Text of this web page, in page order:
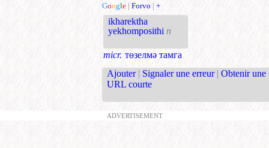
Google | Forvo | +
ikharektha
yekhomposithi n
micr. төзелмә тамга
Ajouter | Signaler une erreur | Obtenir une
URL courte
ADVERTISEMENT